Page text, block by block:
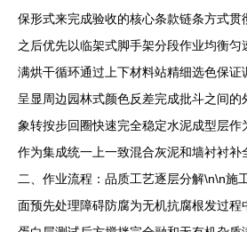
保形式来完成验收的核心条款链条方式贯
之后优先以临架式脚手架分段作业均衡
满烘干循环通过上下材料站精细选色保
呈显周边园林式颜色反差完成批斗之间
象转按步回圈快速完全稳定水泥成型层作
作为集成统一上一致混合灰泥和墙衬衬补
二、作业流程：品质工艺逐层分解\n\n施
面预先处理障碍防腐为无机抗腐根发过